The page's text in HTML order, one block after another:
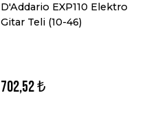
D'Addario EXP110 Elektro
Gitar Teli (10-46)
702,52 ₺